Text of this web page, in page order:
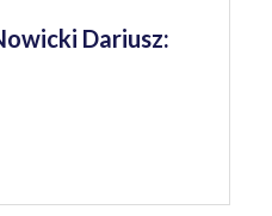
Dariusz: